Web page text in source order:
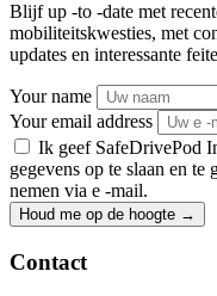
Blijf up -to -date met
mobiliteitskwesties, met
updates en interessante
Your name
Your email address
Ik geef SafeDrivePod
gegevens op te slaan en
nemen via e -mail.
Houd me op de hoogte →
Contact